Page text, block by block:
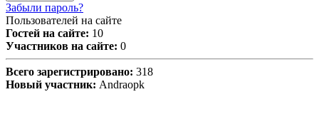
Забыли пароль?
Пользователей на сайте
Гостей на сайте: 10
Участников на сайте: 0
Всего зарегистрировано: 318
Новый участник: Andraopk